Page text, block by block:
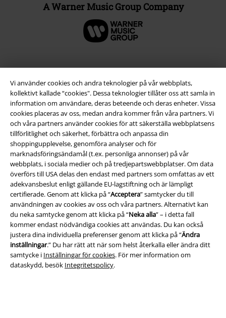
Vi använder cookies och andra teknologier på vår webbplats,
kollektivt kallade “cookies". Dessa teknologier tillåter oss att samla in
information om användare, deras beteende och deras enheter. Vissa
cookies placeras av oss, medan andra kommer från våra partners. Vi
och våra partners använder cookies för att säkerställa webbplatsens
tillförlitlighet och säkerhet, förbättra och anpassa din
shoppingupplevelse, genomföra analyser och för
marknadsföringsändamål (t.ex. personliga annonser) på vår
webbplats, i sociala medier och på tredjepartswebbplatser. Om data
överförs till USA delas den endast med partners som omfattas av ett
adekvansbeslut enligt gällande EU-lagstiftning och är lämpligt
certifierade. Genom att klicka på “Acceptera” samtycker du till
användningen av cookies av oss och våra partners. Alternativt kan
du neka samtycke genom att klicka på “Neka alla” – i detta fall
kommer endast nödvändiga cookies att användas. Du kan också
justera dina individuella preferenser genom att klicka på “Ändra
inställningar.” Du har rätt att när som helst återkalla eller ändra ditt
samtycke i Inställningar för cookies. För mer information om
dataskydd, besök Integritetspolicy.
A Warner Music Group Company
Juridisk information/Villkor
Villkor
Om oss
Ladda ner villkoren
Avfallshantering och miljöskydd
Försäkran om överensstämmelse